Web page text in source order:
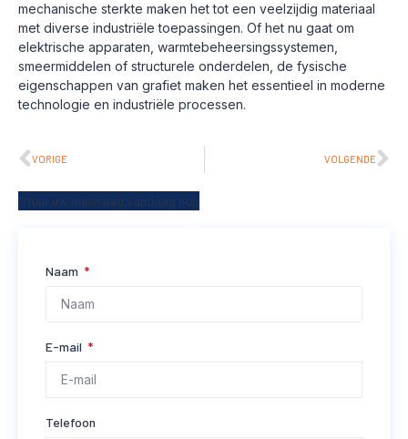
mechanische sterkte maken het tot een veelzijdig materiaal
met diverse industriële toepassingen. Of het nu gaat om
elektrische apparaten, warmtebeheersingssystemen,
smeermiddelen of structurele onderdelen, de fysische
eigenschappen van grafiet maken het essentieel in moderne
technologie en industriële processen.
VORIGE VOLGENDE
Stuur uw aanvraag vandaag nog
Naam
E-mail
Telefoon